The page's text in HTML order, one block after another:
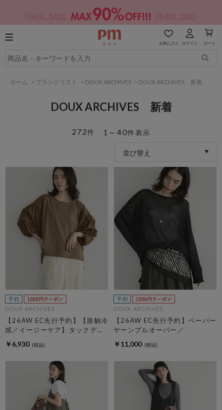
お気に入り ログイン カート
ホーム > ブランドリスト > DOUX ARCHIVES > DOUX ARCHIVES 新着
DOUX ARCHIVES 新着
1～40件表示
272件
並び替え
DOUX ARCHIVES
【26AW EC先行予約】【接触冷
感／イージーケア】タックデザ
￥6,930
DOUX ARCHIVES
【26AW EC先行予約】ペーパー
ヤーンプルオーバー／
￥11,000